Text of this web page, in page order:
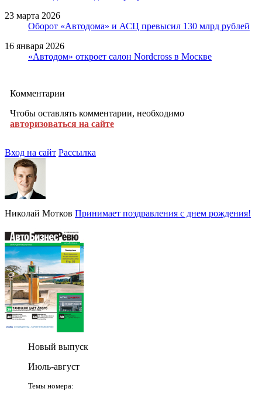
23 марта 2026
Оборот «Автодома» и АСЦ превысил 130 млрд рублей
16 января 2026
«Автодом» откроет салон Nordcross в Москве
Комментарии
Чтобы оставлять комментарии, необходимо
авторизоваться на сайте
Вход на сайт Рассылка
Николай Мотков Принимает поздравления с днем рождения!
Новый выпуск
Июль-август
Темы номера: